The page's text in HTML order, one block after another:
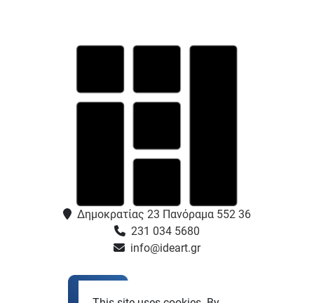
Δημοκρατίας 23 Πανόραμα 552 36
231 034 5680
info@ideart.gr